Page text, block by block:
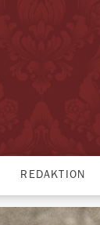
REDAKTION